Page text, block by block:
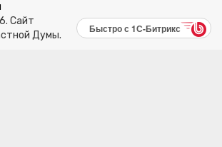
Сайт
Думы.
Быстро с 1С-Битрикс